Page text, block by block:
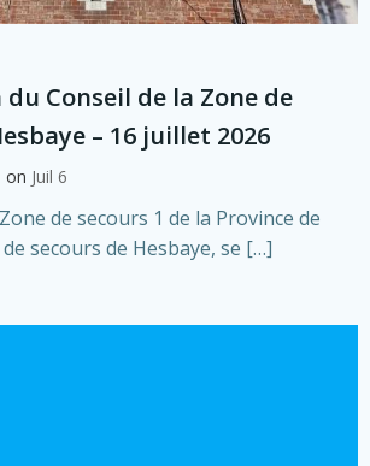
Conseil de la Zone de
– 16 juillet 2026
on Juil 6
de secours 1 de la Province de
secours de Hesbaye, se […]